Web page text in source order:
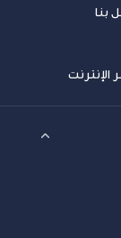
بنا